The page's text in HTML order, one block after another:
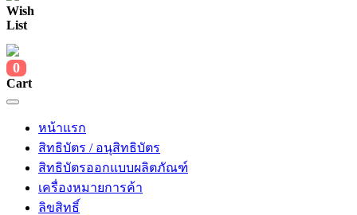
Wish
List
0
Cart
หน้าแรก
สิทธิบัตร / อนุสิทธิบัตร
สิทธิบัตรออกแบบผลิตภัณฑ์
เครื่องหมายการค้า
ลิขสิทธิ์